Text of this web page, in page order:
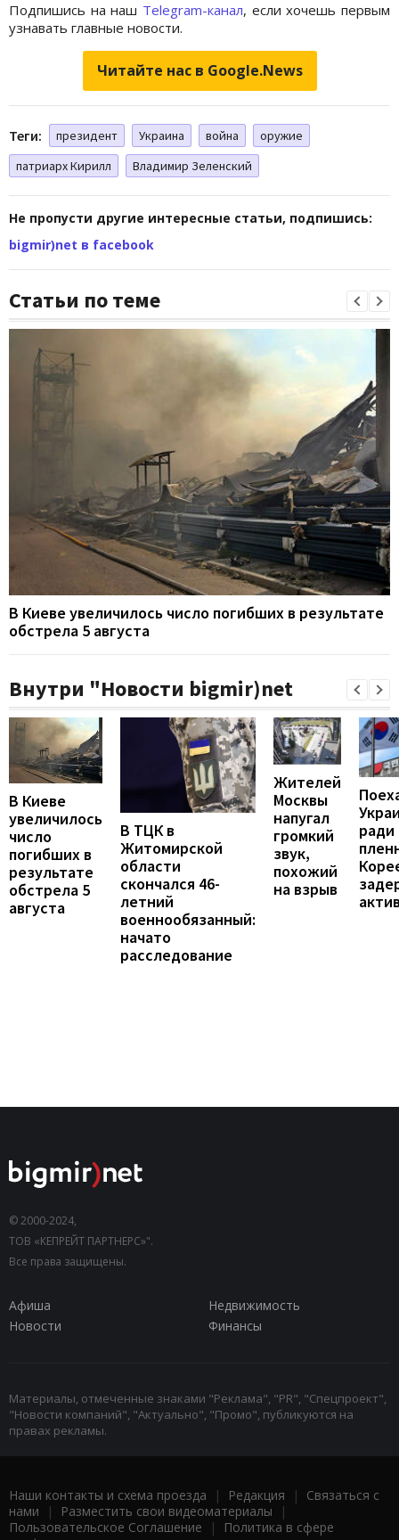
Подпишись на наш Telegram-канал, если хочешь первым
узнавать главные новости.
Читайте нас в Google.News
Теги: президент Украина война
оружие
патриарх Кирилл
Владимир Зеленский
Не пропусти другие интересные статьи, подпишись:
bigmir)net в facebook
Статьи по теме
В Киеве увеличилось число погибших в результате
обстрела 5 августа
Внутри "Новости bigmir)net
В Киеве
увеличилось
число
погибших в
результате
обстрела 5
августа
В ТЦК в
Житомирской
области
скончался 46-
летний
военнообязанный:
начато
расследование
Жителей
Москвы
напугал
громкий
звук,
похожий
на взрыв
ради
© 2000-2024,
ТОВ «КЕПРЕЙТ ПАРТНЕРС»".
Все права защищены.
Афиша
Недвижимость
Новости
Финансы
Материалы, отмеченные знаками "Реклама", "PR", "Спецпроект",
"Новости компаний", "Актуально", "Промо", публикуются на
правах рекламы.
Наши контакты и схема проезда | Редакция | Связаться с
нами | Разместить свои видеоматериалы |
Пользовательское Соглашение |
Политика в сфере